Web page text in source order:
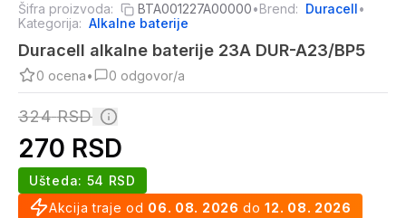
Šifra proizvoda: BTA001227A00000•Brend: Duracell•
Kategorija: Alkalne baterije
Duracell alkalne baterije 23A DUR-A23/BP5
0 ocena• 0 odgovor/a
324 RSD
270 RSD
Akcija traje od 06. 08. 2026 do 12. 08. 2026
Ušteda: 54 RSD